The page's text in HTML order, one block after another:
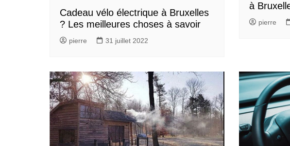
Cadeau vélo électrique à Bruxelles
? Les meilleures choses à savoir
pierre 31 juillet 2022
à
pierre